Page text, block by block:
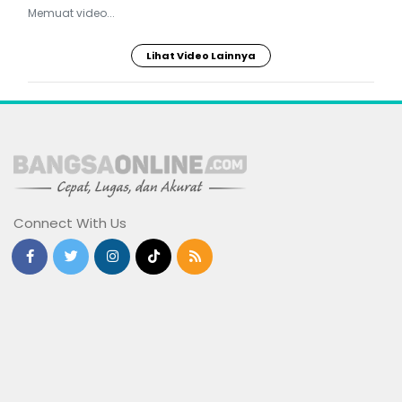
Memuat video...
Lihat Video Lainnya
Connect With Us